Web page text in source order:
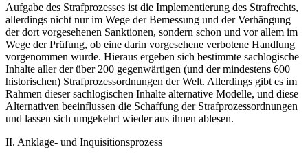
Aufgabe des Strafprozesses ist die Implementierung des Strafrechts,
allerdings nicht nur im Wege der Bemessung und der Verhängung
der dort vorgesehenen Sanktionen, sondern schon und vor allem im
Wege der Prüfung, ob eine darin vorgesehene verbotene Handlung
vorgenommen wurde. Hieraus ergeben sich bestimmte sachlogische
Inhalte aller der über 200 gegenwärtigen (und der mindestens 600
historischen) Strafprozessordnungen der Welt. Allerdings gibt es im
Rahmen dieser sachlogischen Inhalte alternative Modelle, und diese
Alternativen beeinflussen die Schaffung der Strafprozessordnungen
und lassen sich umgekehrt wieder aus ihnen ablesen.
II. Anklage- und Inquisitionsprozess